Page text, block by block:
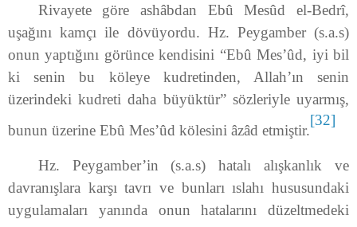
Rivayete göre ashâbdan Ebû Mesûd el-Bedrî,
uşağını kamçı ile dövüyordu. Hz. Peygamber (s.a.s)
onun yaptığını görünce kendisini “Ebû Mes’ûd, iyi bil
ki senin bu köleye kudretinden, Allah’ın senin
üzerindeki kudreti daha büyüktür” sözleriyle uyarmış,
bunun üzerine Ebû Mes’ûd kölesini âzâd etmiştir.
[32]
Hz. Peygamber’in (s.a.s) hatalı alışkanlık ve
davranışlara karşı tavrı ve bunları ıslahı hususundaki
uygulamaları yanında onun hatalarını düzeltmedeki